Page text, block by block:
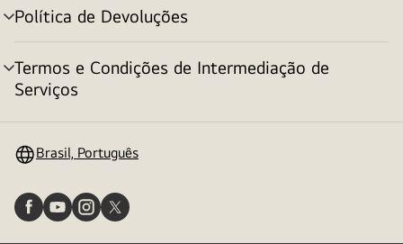
Política de Devoluções
alternar
menu
Termos e Condições de Intermediação de
Serviços
alternar
Brasil, Português